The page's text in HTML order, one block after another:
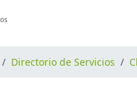
Directorio de Servicios